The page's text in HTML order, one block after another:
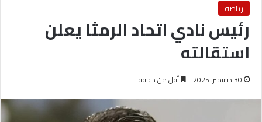
رياضة
رئيس نادي اتحاد الرمثا يعلن
استقالته
30 ديسمبر، 2025 أقل من دقيقة